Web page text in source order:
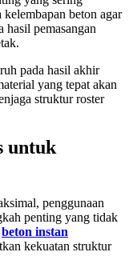
beton agar
hasil pemasangan
pada hasil akhir
yang tepat akan
struktur roster
untuk
penggunaan
penting yang tidak
beton instan
kekuatan struktur